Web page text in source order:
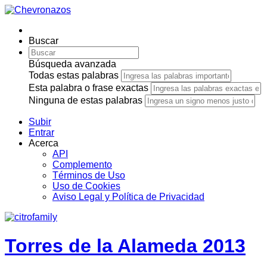
Buscar
Búsqueda avanzada
Todas estas palabras
Esta palabra o frase exactas
Ninguna de estas palabras
Subir
Entrar
Acerca
API
Complemento
Términos de Uso
Uso de Cookies
Aviso Legal y Política de Privacidad
Torres de la Alameda 2013